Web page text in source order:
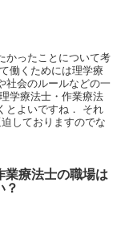
かったことについて考
働くためには理学療
社会のルールなどの一
学療法士・作業療法
とよいですね． それ
しておりますのでな
業療法士の職場は
？